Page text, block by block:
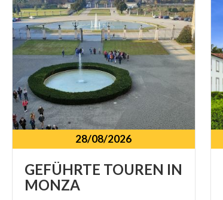
28/08/2026
GEFÜHRTE TOUREN IN
MONZA